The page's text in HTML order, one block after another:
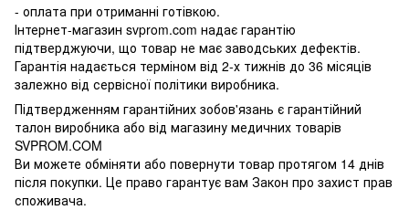
- оплата при отриманні готівкою.
Інтернет-магазин svprom.com надає гарантію
підтверджуючи, що товар не має заводських дефектів.
Гарантія надається терміном від 2-х тижнів до 36 місяців
залежно від сервісної політики виробника.
Підтвердженням гарантійних зобов'язань є гарантійний
талон виробника або від магазину медичних товарів
SVPROM.COM
Ви можете обміняти або повернути товар протягом 14 днів
після покупки. Це право гарантує вам Закон про захист прав
споживача.